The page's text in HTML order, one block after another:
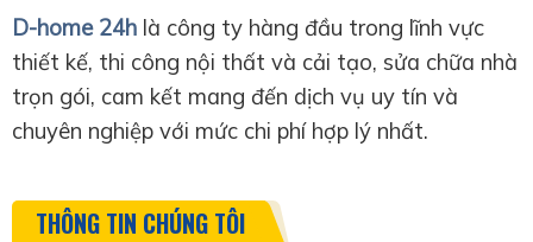
D-home 24h là công ty hàng đầu trong lĩnh vực
thiết kế, thi công nội thất và cải tạo, sửa chữa nhà
trọn gói, cam kết mang đến dịch vụ uy tín và
chuyên nghiệp với mức chi phí hợp lý nhất.
THÔNG TIN CHÚNG TÔI